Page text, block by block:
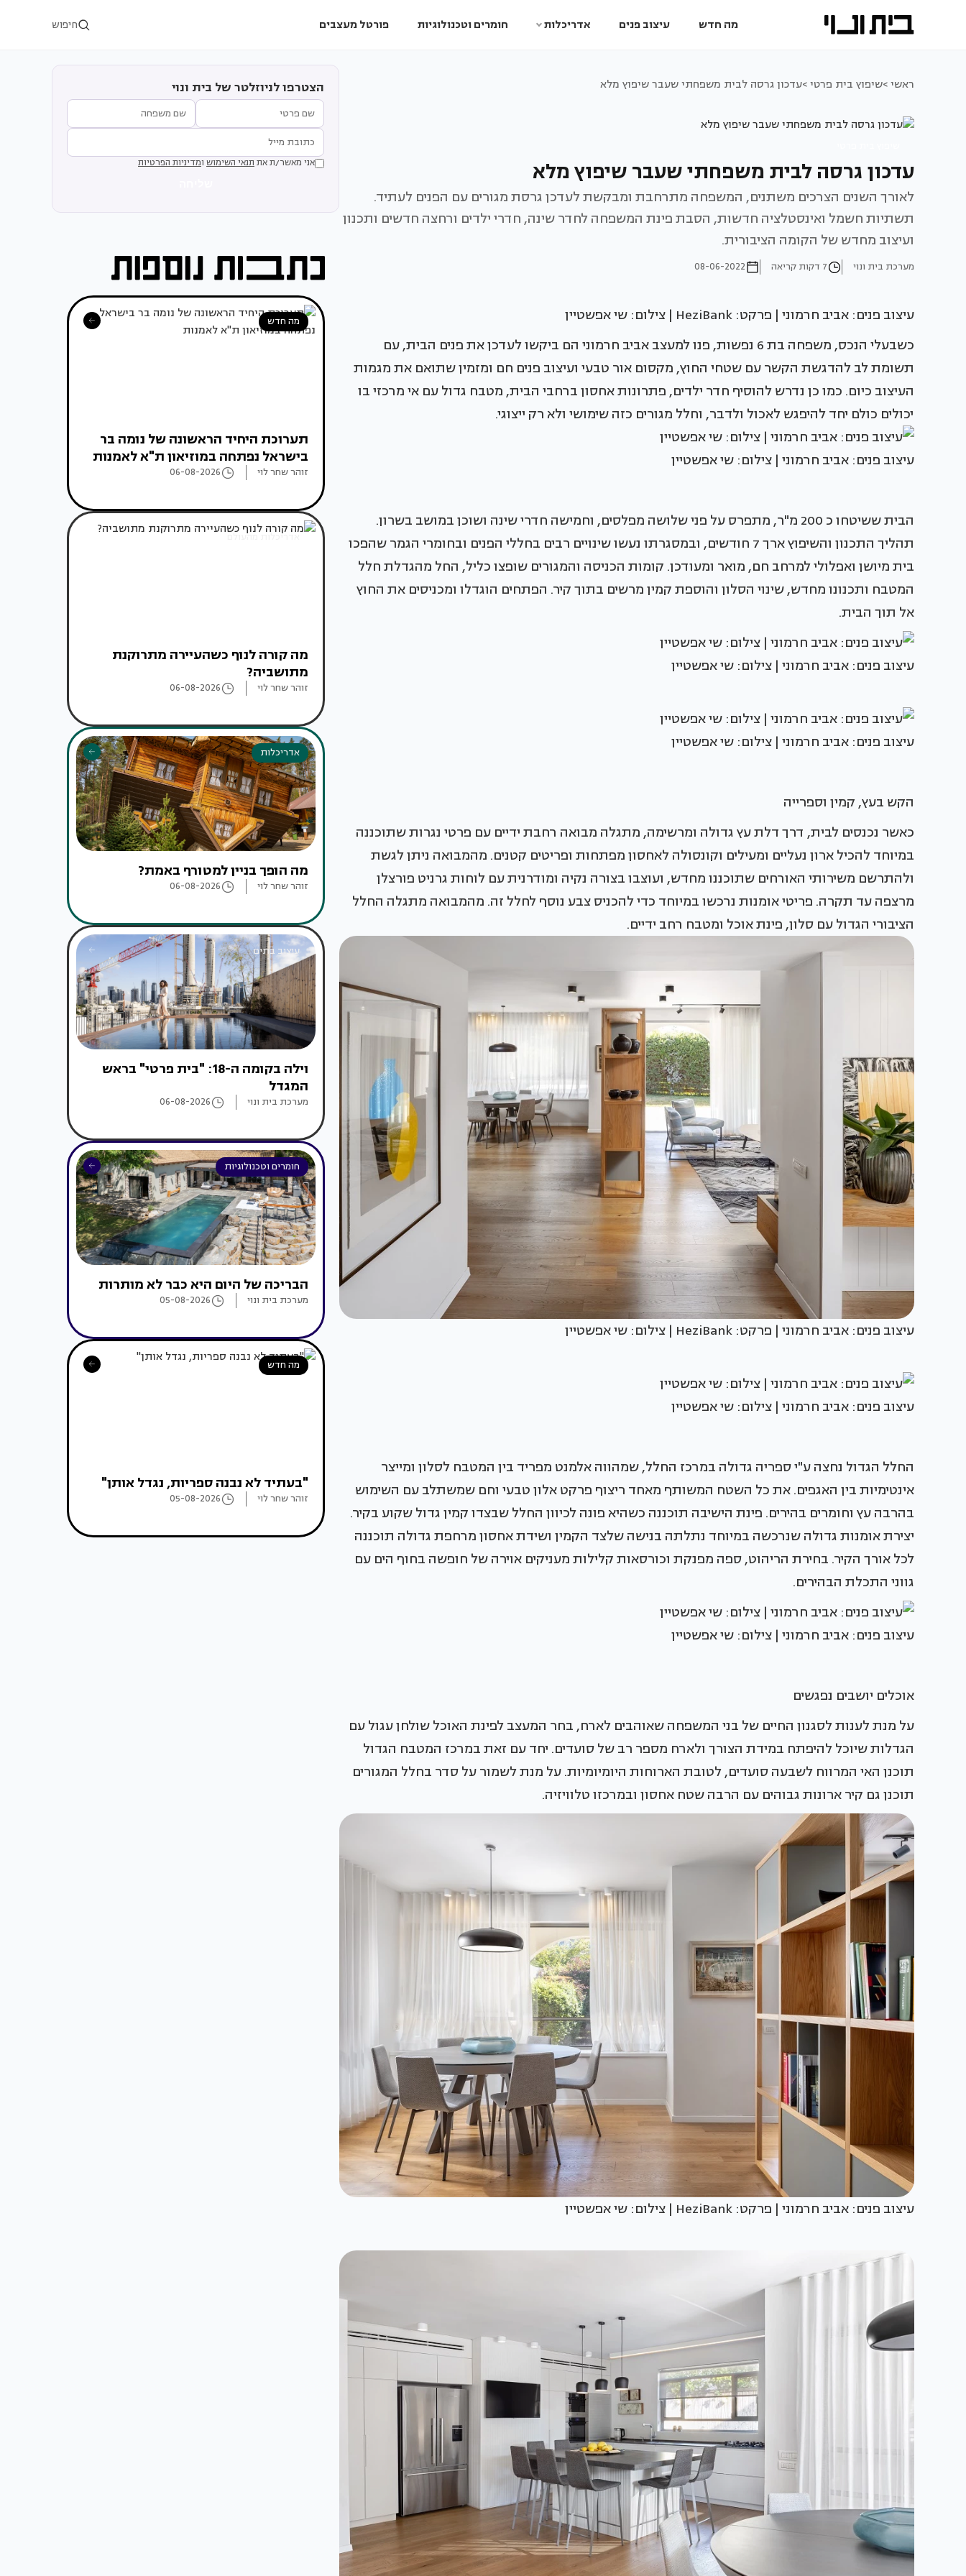
מה חדש עיצוב פנים אדריכלות חומרים וטכנולוגיות פורטל מעצבים חיפוש
ראשי >שיפוץ בית פרטי >עדכון גרסה לבית משפחתי שעבר שיפוץ מלא
עדכון גרסה לבית משפחתי שעבר שיפוץ מלא
לאורך השנים הצרכים משתנים, המשפחה מתרחבת ומבקשת לעדכן גרסת מגורים עם הפנים לעתיד.
תשתיות חשמל ואינסטלציה חדשות, הסבת פינת המשפחה לחדר שינה, חדרי ילדים ורחצה חדשים ותכנון
ועיצוב מחדש של הקומה הציבורית.
מערכת בית ונוי 7 דקות קריאה 08-06-2022
עיצוב פנים: אביב חרמוני | פרקט: HeziBank | צילום: שי אפשטיין
כשבעלי הנכס, משפחה בת 6 נפשות, פנו למעצב אביב חרמוני הם ביקשו לעדכן את פנים הבית, עם
תשומת לב להדגשת הקשר עם שטחי החוץ, מקסום אור טבעי ועיצוב פנים חם ומזמין שתואם את מגמות
העיצוב כיום. כמו כן נדרש להוסיף חדר ילדים, פתרונות אחסון ברחבי הבית, מטבח גדול עם אי מרכזי בו
יכולים כולם יחד להיפגש לאכול ולדבר, וחלל מגורים כזה שימושי ולא רק ייצוגי.
עיצוב פנים: אביב חרמוני | צילום: שי אפשטיין
הבית ששיטחו כ 200 מ"ר, מתפרס על פני שלושה מפלסים, וחמישה חדרי שינה ושוכן במושב בשרון.
תהליך התכנון והשיפוץ ארך 7 חודשים, ובמסגרתו נעשו שינויים רבים בחללי הפנים ובחומרי הגמר שהפכו
בית מיושן ואפלולי למרחב חם, מואר ומעודכן. קומות הכניסה והמגורים שופצו כליל, החל מהגדלת חלל
המטבח ותכנונו מחדש, שינוי הסלון והוספת קמין מרשים בתוך קיר. הפתחים הוגדלו ומכניסים את החוץ
אל תוך הבית.
עיצוב פנים: אביב חרמוני | צילום: שי אפשטיין
עיצוב פנים: אביב חרמוני | צילום: שי אפשטיין
הקש בעץ, קמין וספרייה
כאשר נכנסים לבית, דרך דלת עץ גדולה ומרשימה, מתגלה מבואה רחבת ידיים עם פרטי נגרות שתוכננה
במיוחד להכיל ארון נעליים ומעילים וקונסולה לאחסון מפתחות ופריטים קטנים. מהמבואה ניתן לגשת
ולהתרשם משירותי האורחים שתוכננו מחדש, ועוצבו בצורה נקיה ומודרנית עם לוחות גרניט פורצלן
מרצפה עד תקרה. פריטי אומנות נרכשו במיוחד כדי להכניס צבע נוסף לחלל זה. מהמבואה מתגלה החלל
הציבורי הגדול עם סלון, פינת אוכל ומטבח רחב ידיים.
עיצוב פנים: אביב חרמוני | פרקט: HeziBank | צילום: שי אפשטיין
עיצוב פנים: אביב חרמוני | צילום: שי אפשטיין
החלל הגדול נחצה ע"י ספריה גדולה במרכז החלל, שמהווה אלמנט מפריד בין המטבח לסלון ומייצר
אינטימיות בין האגפים. את כל השטח המשותף מאחד ריצוף פרקט אלון טבעי וחם שמשתלב עם השימוש
בהרבה עץ וחומרים בהירים. פינת הישיבה תוכננה כשהיא פונה לכיוון החלל שבצדו קמין גדול שקוע בקיר.
יצירת אומנות גדולה שנרכשה במיוחד נתלתה בנישה שלצד הקמין ושידת אחסון מרחפת גדולה תוכננה
לכל אורך הקיר. בחירת הריהוט, ספה מפנקת וכורסאות קלילות מעניקים אוירה של חופשה בחוף הים עם
גווני התכלת הבהירים.
עיצוב פנים: אביב חרמוני | צילום: שי אפשטיין
אוכלים יושבים נפגשים
על מנת לענות לסגנון החיים של בני המשפחה שאוהבים לארח, בחר המעצב לפינת האוכל שולחן עגול עם
הגדלות שיוכל להיפתח במידת הצורך ולארח מספר רב של סועדים. יחד עם זאת במרכז המטבח הגדול
תוכנן האי המרווח לשבעה סועדים, לטובת הארוחות היומיומיות. על מנת לשמור על סדר בחלל המגורים
תוכנן גם קיר ארונות גבוהים עם הרבה שטח אחסון ובמרכזו טלוויזיה.
עיצוב פנים: אביב חרמוני | פרקט: HeziBank | צילום: שי אפשטיין
הצטרפו לניוזלטר של בית ונוי
אני מאשר/ת את תנאי השימוש ומדיניות הפרטיות
מה חדש
תערוכת היחיד הראשונה של נומה בר
בישראל נפתחה במוזיאון ת"א לאמנות
זוהר שחר לוי 06-08-2026
אדריכלות מהעולם
מה קורה לנוף כשהעיירה מתרוקנת
מתושביה?
זוהר שחר לוי 06-08-2026
אדריכלות
מה הופך בניין למטורף באמת?
זוהר שחר לוי 06-08-2026
עיצוב בתים
וילה בקומה ה-18: "בית פרטי" בראש
המגדל
מערכת בית ונוי 06-08-2026
חומרים וטכנולוגיות
הבריכה של היום היא כבר לא מותרות
מערכת בית ונוי 05-08-2026
מה חדש
"בעתיד לא נבנה ספריות, נגדל אותן"
זוהר שחר לוי 05-08-2026